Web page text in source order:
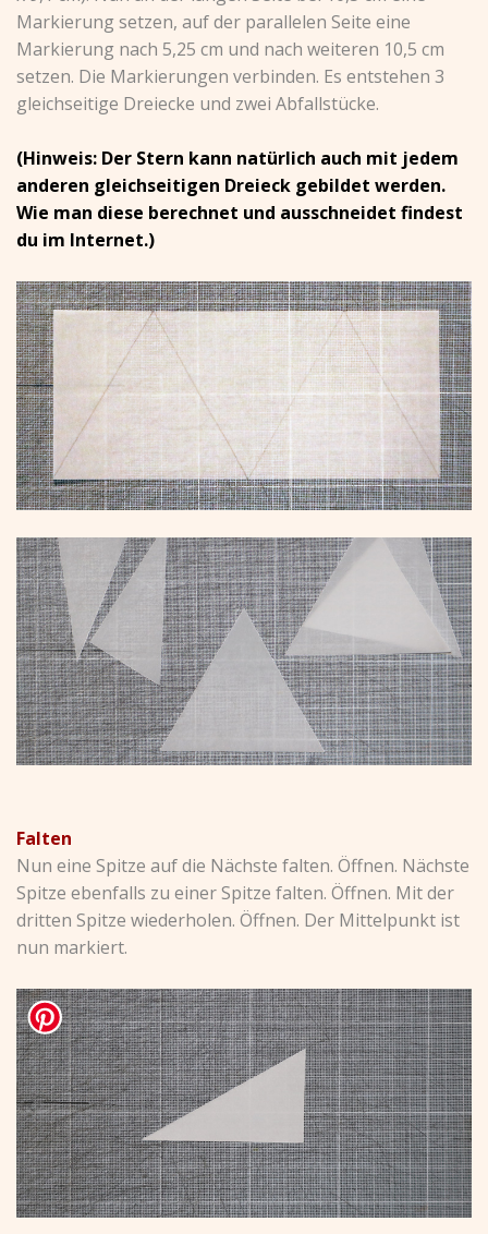
Markierung setzen, auf der parallelen Seite eine
Markierung nach 5,25 cm und nach weiteren 10,5 cm
setzen. Die Markierungen verbinden. Es entstehen 3
gleichseitige Dreiecke und zwei Abfallstücke.
(Hinweis: Der Stern kann natürlich auch mit jedem
anderen gleichseitigen Dreieck gebildet werden.
Wie man diese berechnet und ausschneidet findest
du im Internet.)
Falten
Nun eine Spitze auf die Nächste falten. Öffnen. Nächste
Spitze ebenfalls zu einer Spitze falten. Öffnen. Mit der
dritten Spitze wiederholen. Öffnen. Der Mittelpunkt ist
nun markiert.